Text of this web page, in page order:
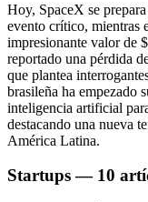
Hoy, SpaceX se
evento crítico, mientras
impresionante valor de
reportado una pérdida
que plantea
brasileña ha empezado
inteligencia artificial
destacando una nueva
América Latina.
Startups — 10